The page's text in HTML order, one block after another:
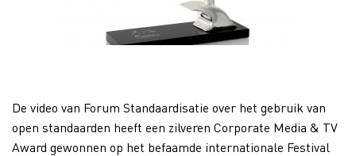
De video van Forum Standaardisatie over het gebruik van
open standaarden heeft een zilveren Corporate Media & TV
Award gewonnen op het befaamde internationale Festival